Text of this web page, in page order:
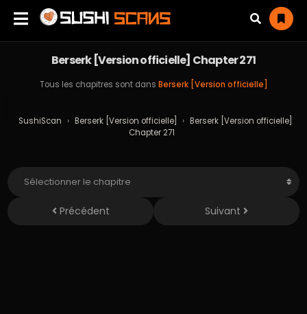
Berserk [Version officielle] Chapter 271
Tous les chapitres sont dans Berserk [Version officielle]
SushiScan › Berserk [Version officielle] › Berserk [Version officielle]
Chapter 271
Précédent Suivant